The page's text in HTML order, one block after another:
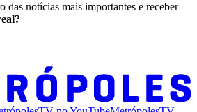
das notícias mais importantes e receber